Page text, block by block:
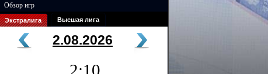
Обзор игр
Экстралига Высшая лига
2.08.2026
2:10